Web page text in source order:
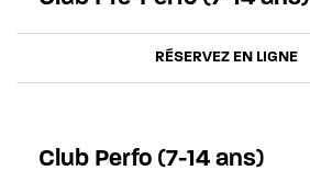
RÉSERVEZ EN LIGNE
Club Perfo (7-14 ans)